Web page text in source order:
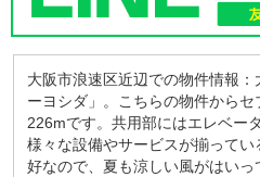
大阪市浪速区近辺での物件情報
ーヨシダ」。こちらの物件から
226mです。共用部にはエレベー
様々な設備やサービスが揃って
好なので、夏も涼しい風がはい